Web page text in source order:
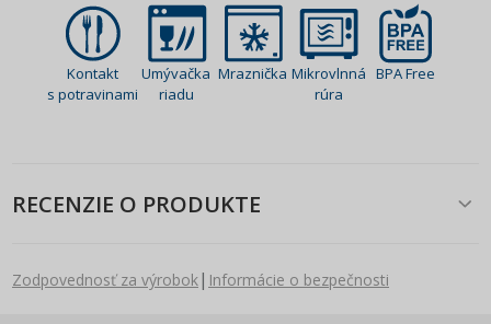
Kontakt
s potravinami
Umývačka
riadu
Mraznička Mikrovlnná
rúra
BPA Free
RECENZIE O PRODUKTE
Zodpovednosť za výrobok| Informácie o bezpečnosti